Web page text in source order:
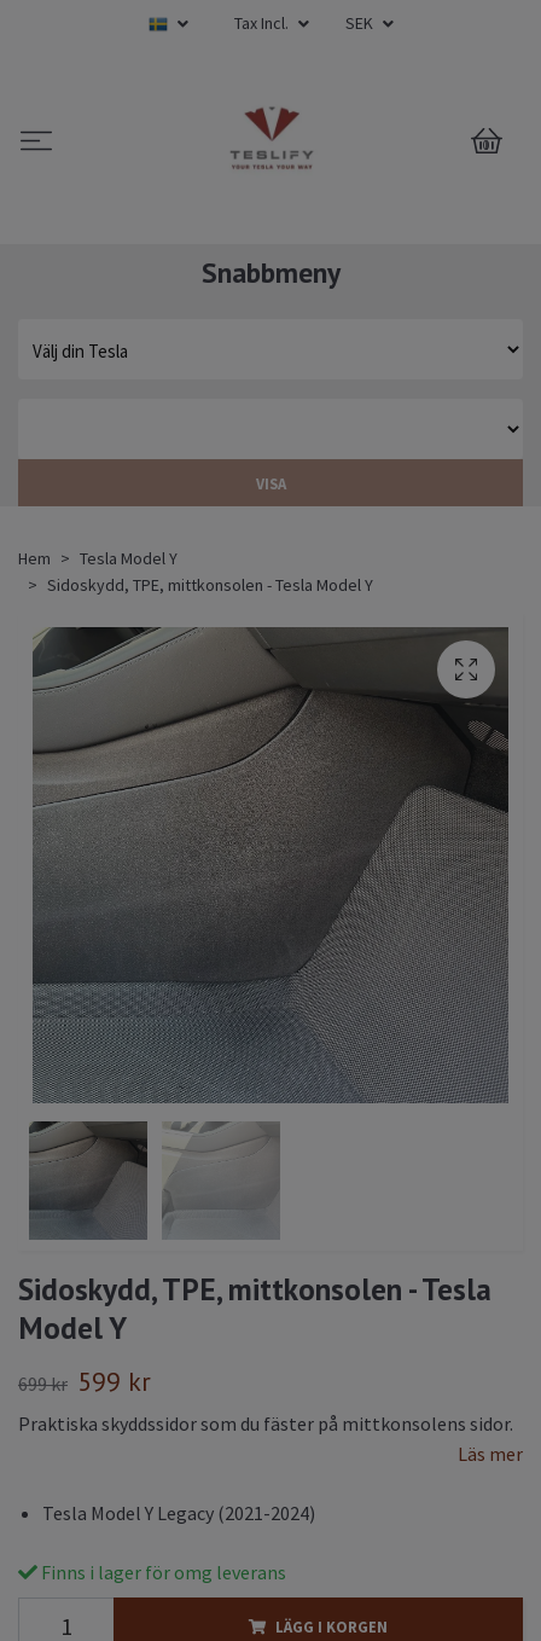
Tax Incl. SEK
0
Snabbmeny
VISA
Hem
Tesla Model Y
Sidoskydd, TPE, mittkonsolen - Tesla Model Y
Sidoskydd, TPE, mittkonsolen - Tesla
Model Y
699 kr 599 kr
Praktiska skyddssidor som du fäster på mittkonsolens sidor.
Läs mer
Tesla Model Y Legacy (2021-2024)
Finns i lager för omg leverans
LÄGG I KORGEN